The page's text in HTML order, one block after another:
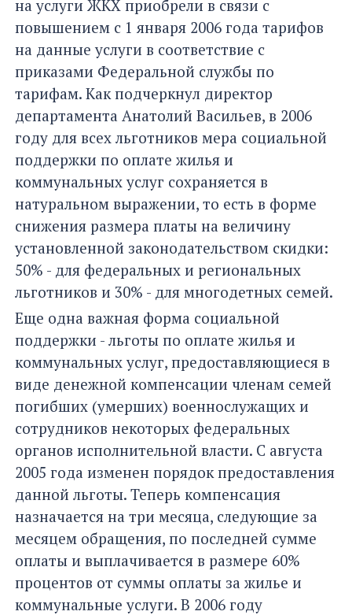
на услуги ЖКХ приобрели в связи с
повышением с 1 января 2006 года тарифов
на данные услуги в соответствие с
приказами Федеральной службы по
тарифам. Как подчеркнул директор
департамента Анатолий Васильев, в 2006
году для всех льготников мера социальной
поддержки по оплате жилья и
коммунальных услуг сохраняется в
натуральном выражении, то есть в форме
снижения размера платы на величину
установленной законодательством скидки:
50% - для федеральных и региональных
льготников и 30% - для многодетных семей.
Еще одна важная форма социальной
поддержки - льготы по оплате жилья и
коммунальных услуг, предоставляющиеся в
виде денежной компенсации членам семей
погибших (умерших) военнослужащих и
сотрудников некоторых федеральных
органов исполнительной власти. С августа
2005 года изменен порядок предоставления
данной льготы. Теперь компенсация
назначается на три месяца, следующие за
месяцем обращения, по последней сумме
оплаты и выплачивается в размере 60%
процентов от суммы оплаты за жилье и
коммунальные услуги. В 2006 году